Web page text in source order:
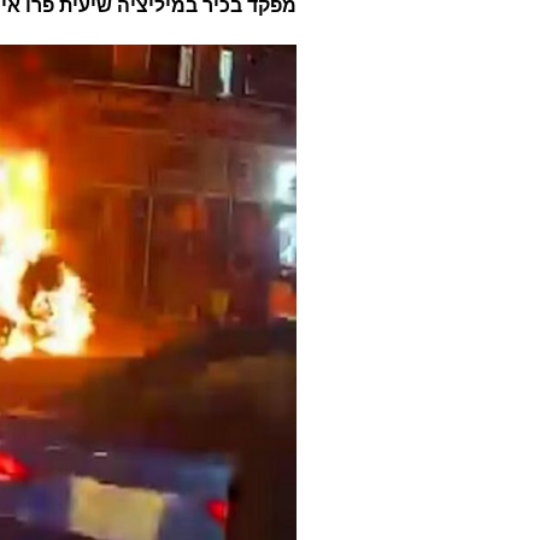
מפקד בכיר במיליציה שיעית פרו